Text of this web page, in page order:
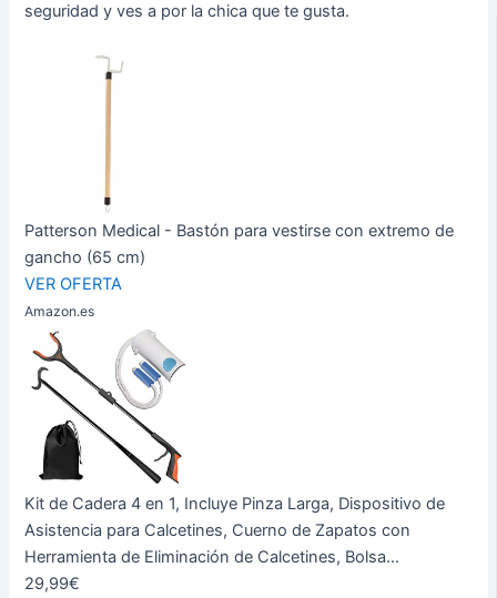
seguridad y ves a por la chica que te gusta.
Patterson Medical - Bastón para vestirse con extremo de
gancho (65 cm)
VER OFERTA
Amazon.es
Kit de Cadera 4 en 1, Incluye Pinza Larga, Dispositivo de
Asistencia para Calcetines, Cuerno de Zapatos con
Herramienta de Eliminación de Calcetines, Bolsa...
29,99€